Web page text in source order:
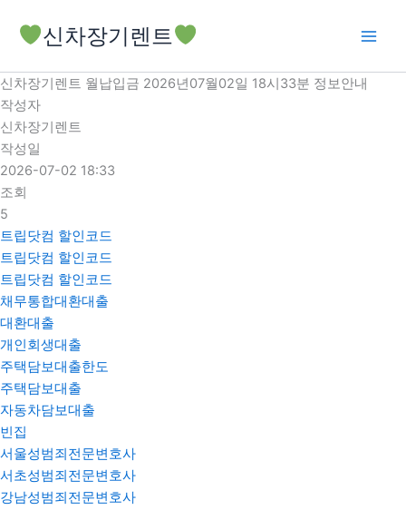
로
건
너
뛰
기
신차장기렌트
신차장기렌트 월납입금 2026년07월02일 18시33분 정보안내
작성자
신차장기렌트
작성일
2026-07-02 18:33
조회
5
트립닷컴 할인코드
트립닷컴 할인코드
트립닷컴 할인코드
채무통합대환대출
대환대출
개인회생대출
주택담보대출한도
주택담보대출
자동차담보대출
빈집
서울성범죄전문변호사
서초성범죄전문변호사
강남성범죄전문변호사